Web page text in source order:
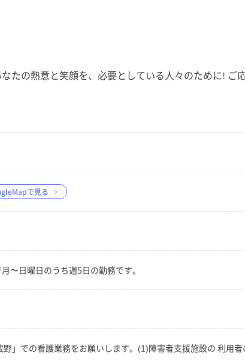
の熱意と笑顔を、必要としている人々のために! ご
で見る
〜日曜日のうち週5日の勤務です。
」での看護業務をお願いします。(1)障害者支援施設の 利用